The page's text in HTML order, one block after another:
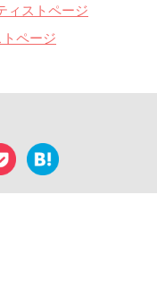
ィストページ
ページ